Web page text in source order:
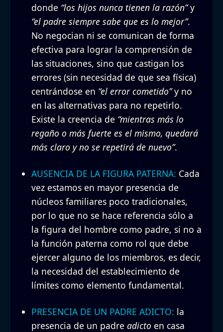
donde “los hijos nunca tienen la razón”y
“el padre siempre sabe que es lo mejor”.
No negocian ni se comunican de forma
efectiva para lograr la comprensión de
las situaciones, sino que castigan los
errores (sin necesidad de que sea física)
centrándose en “el error cometido”y no
en las alternativas para no repetirlo.
Existe la creencia de “mientras más lo
regaño o más fuerte es el mismo, quedará
más claro y no se repetirá de nuevo”.
AUSENCIA DE LA FIGURA PATERNA: Cada
vez estamos en mayor presencia de
núcleos familiares poco tradicionales,
por lo que no se hace referencia sólo a
la figura del hombre como padre, si no a
la función paterna como rol que debe
ejercer alguno de los miembros, es decir,
la necesidad del establecimiento de
límites como elemento fundamental.
PRESENCIA DE UN PADRE ADICTO: la
presencia de un padre adicto en casa